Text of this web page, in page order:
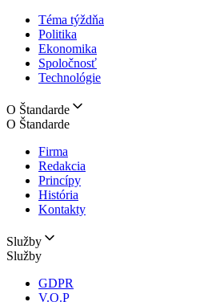
Téma týždňa
Politika
Ekonomika
Spoločnosť
Technológie
O Štandarde
O Štandarde
Firma
Redakcia
Princípy
História
Kontakty
Služby
Služby
GDPR
V.O.P